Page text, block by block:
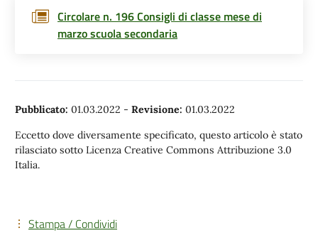
Circolare n. 196 Consigli di classe mese di
marzo scuola secondaria
Pubblicato: 01.03.2022 - Revisione: 01.03.2022
Eccetto dove diversamente specificato, questo articolo è stato
rilasciato sotto Licenza Creative Commons Attribuzione 3.0
Italia.
Stampa / Condividi